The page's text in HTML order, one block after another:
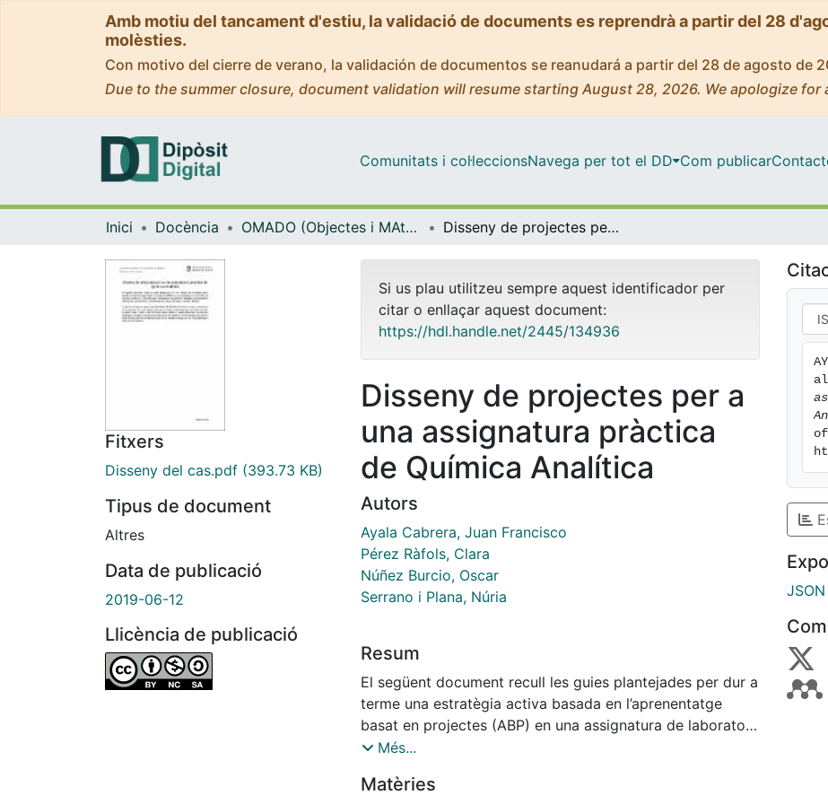
Amb motiu del tancament d'estiu, la validació de documents es reprendrà a partir del 28
molèsties.
Con motivo del cierre de verano, la validación de documentos se reanudará a partir del 28 de agosto de
Due to the summer closure, document validation will resume starting August 28, 2026. We apologize for
Comunitats i col·leccionsNavega per tot el DD Com publicar
Inici Docència OMADO (Objectes i MAterials DOcents) Disseny de projectes per a una assignatura pràctica de Química Analítica
Fitxers
Disseny del cas.pdf (393.73 KB)
Tipus de document
Altres
Data de publicació
2019-06-12
Llicència de publicació
Si us plau utilitzeu sempre aquest identificador per
citar o enllaçar aquest document:
https://hdl.handle.net/2445/134936
Disseny de projectes per a
una assignatura pràctica
de Química Analítica
Autors
Ayala Cabrera, Juan Francisco
Pérez Ràfols, Clara
Núñez Burcio, Oscar
Serrano i Plana, Núria
Resum
El següent document recull les guies plantejades per dur a
terme una estratègia activa basada en l’aprenentatge
basat en projectes (ABP) en una assignatura de laboratori
de Química Analítica.
Més...
Matèries
JSON